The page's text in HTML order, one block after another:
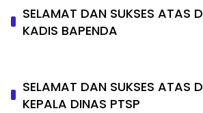
SELAMAT DAN SUKSES ATAS
KADIS BAPENDA
SELAMAT DAN SUKSES ATAS
KEPALA DINAS PTSP